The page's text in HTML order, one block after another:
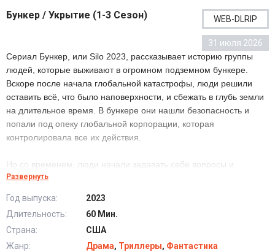
Бункер / Укрытие (1-3 Сезон) WEB-DLRIP
31 июля 2026
Сериал Бункер, или Silo 2023, рассказывает историю группы
людей, которые выживают в огромном подземном бункере.
Вскоре после начала глобальной катастрофы, люди решили
оставить всё, что было наповерхности, и сбежать в глубь земли
на длительное время. В бункере они нашли безопасность и
попали под опеку глобальной корпорации, которая
контролировала все их действия.
Но со временем, люди начали задавать себе вопросы и
подозревать, что все не так, как кажется. Они вскоре осознали,
безопасности, а связывание поколений и контроль над
населением. Но что же произойдет, когда они попытаются
узнать больше о корпорации и выйти на свежий воздух? Какие
тайны скрывает бункер и кем они станут, если выберут путь
Развернуть
Год выпуска:
2023
Длительность:
60 Мин.
Страна:
США
Жанр:
Драма, Триллеры, Фантастика